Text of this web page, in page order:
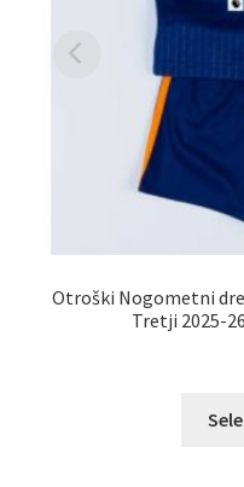
Otroški Nogometni
Tretji 2025-